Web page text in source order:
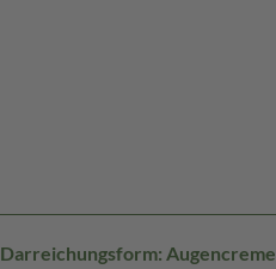
Darreichungsform: Augencreme